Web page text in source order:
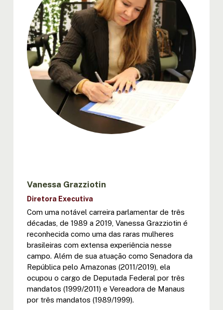
Vanessa Grazziotin
Diretora Executiva
Com uma notável carreira parlamentar de três
décadas, de 1989 a 2019, Vanessa Grazziotin é
reconhecida como uma das raras mulheres
brasileiras com extensa experiência nesse
campo. Além de sua atuação como Senadora da
República pelo Amazonas (2011/2019), ela
ocupou o cargo de Deputada Federal por três
mandatos (1999/2011) e Vereadora de Manaus
por três mandatos (1989/1999).